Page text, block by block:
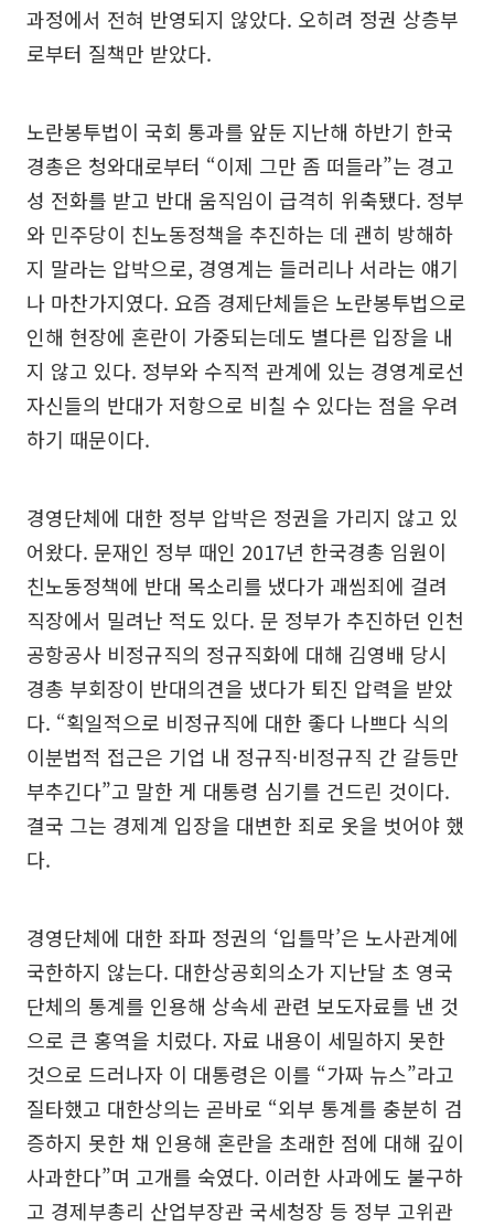
과정에서 전혀 반영되지 않았다. 오히려 정권 상층부
로부터 질책만 받았다.
노란봉투법이 국회 통과를 앞둔 지난해 하반기 한국
경총은 청와대로부터 “이제 그만 좀 떠들라”는 경고
성 전화를 받고 반대 움직임이 급격히 위축됐다. 정부
와 민주당이 친노동정책을 추진하는 데 괜히 방해하
지 말라는 압박으로, 경영계는 들러리나 서라는 얘기
나 마찬가지였다. 요즘 경제단체들은 노란봉투법으로
인해 현장에 혼란이 가중되는데도 별다른 입장을 내
지 않고 있다. 정부와 수직적 관계에 있는 경영계로선
자신들의 반대가 저항으로 비칠 수 있다는 점을 우려
하기 때문이다.
경영단체에 대한 정부 압박은 정권을 가리지 않고 있
어왔다. 문재인 정부 때인 2017년 한국경총 임원이
친노동정책에 반대 목소리를 냈다가 괘씸죄에 걸려
직장에서 밀려난 적도 있다. 문 정부가 추진하던 인천
공항공사 비정규직의 정규직화에 대해 김영배 당시
경총 부회장이 반대의견을 냈다가 퇴진 압력을 받았
다. “획일적으로 비정규직에 대한 좋다 나쁘다 식의
이분법적 접근은 기업 내 정규직·비정규직 간 갈등만
부추긴다”고 말한 게 대통령 심기를 건드린 것이다.
결국 그는 경제계 입장을 대변한 죄로 옷을 벗어야 했
다.
경영단체에 대한 좌파 정권의 ‘입틀막’은 노사관계에
국한하지 않는다. 대한상공회의소가 지난달 초 영국
단체의 통계를 인용해 상속세 관련 보도자료를 낸 것
으로 큰 홍역을 치렀다. 자료 내용이 세밀하지 못한
것으로 드러나자 이 대통령은 이를 “가짜 뉴스”라고
질타했고 대한상의는 곧바로 “외부 통계를 충분히 검
증하지 못한 채 인용해 혼란을 초래한 점에 대해 깊이
사과한다”며 고개를 숙였다. 이러한 사과에도 불구하
고 경제부총리 산업부장관 국세청장 등 정부 고위관